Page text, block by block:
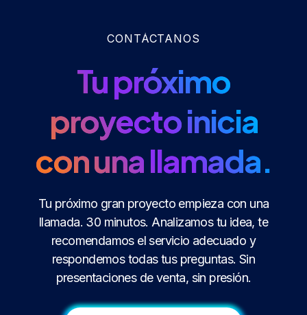
CONTÁCTANOS
Tu próximo
proyecto inicia
con una llamada.
Tu próximo gran proyecto empieza con una
llamada. 30 minutos. Analizamos tu idea, te
recomendamos el servicio adecuado y
respondemos todas tus preguntas. Sin
presentaciones de venta, sin presión.